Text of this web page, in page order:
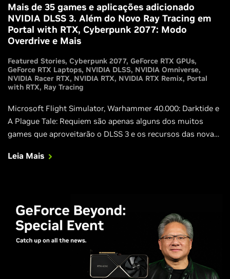
Mais de 35 games e aplicações adicionado
NVIDIA DLSS 3. Além do Novo Ray Tracing em
Portal with RTX, Cyberpunk 2077: Modo
Overdrive e Mais
Featured Stories Cyberpunk 2077 GeForce RTX GPUs
GeForce RTX Laptops NVIDIA DLSS NVIDIA Omniverse
NVIDIA Racer RTX NVIDIA RTX NVIDIA RTX Remix Portal
with RTX Ray Tracing
Microsoft Flight Simulator, Warhammer 40.000: Darktide e
A Plague Tale: Requiem são apenas alguns dos muitos
games que aproveitarão o DLSS 3 e os recursos das novas
Leia Mais